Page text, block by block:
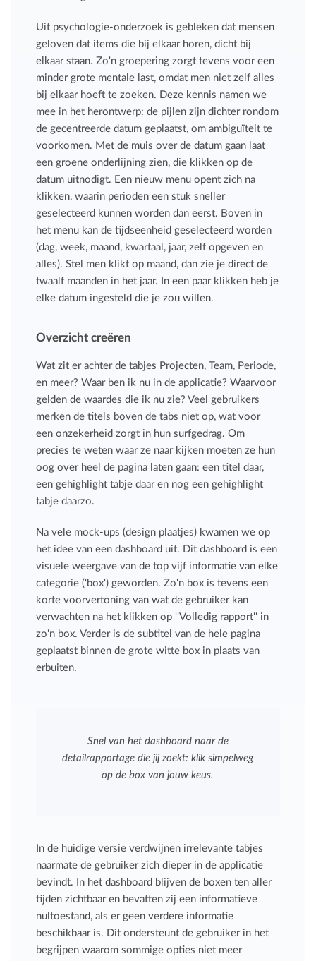
Uit psychologie-onderzoek is gebleken dat mensen
geloven dat items die bij elkaar horen, dicht bij
elkaar staan. Zo'n groepering zorgt tevens voor een
minder grote mentale last, omdat men niet zelf alles
bij elkaar hoeft te zoeken. Deze kennis namen we
mee in het herontwerp: de pijlen zijn dichter rondom
de gecentreerde datum geplaatst, om ambiguïteit te
voorkomen. Met de muis over de datum gaan laat
een groene onderlijning zien, die klikken op de
datum uitnodigt. Een nieuw menu opent zich na
klikken, waarin perioden een stuk sneller
geselecteerd kunnen worden dan eerst. Boven in
het menu kan de tijdseenheid geselecteerd worden
(dag, week, maand, kwartaal, jaar, zelf opgeven en
alles). Stel men klikt op maand, dan zie je direct de
twaalf maanden in het jaar. In een paar klikken heb je
elke datum ingesteld die je zou willen.
Overzicht creëren
Wat zit er achter de tabjes Projecten, Team, Periode,
en meer? Waar ben ik nu in de applicatie? Waarvoor
gelden de waardes die ik nu zie? Veel gebruikers
merken de titels boven de tabs niet op, wat voor
een onzekerheid zorgt in hun surfgedrag. Om
precies te weten waar ze naar kijken moeten ze hun
oog over heel de pagina laten gaan: een titel daar,
een gehighlight tabje daar en nog een gehighlight
tabje daarzo.
Na vele mock-ups (design plaatjes) kwamen we op
het idee van een dashboard uit. Dit dashboard is een
visuele weergave van de top vijf informatie van elke
categorie ('box') geworden. Zo'n box is tevens een
korte voorvertoning van wat de gebruiker kan
verwachten na het klikken op ''Volledig rapport'' in
zo'n box. Verder is de subtitel van de hele pagina
geplaatst binnen de grote witte box in plaats van
erbuiten.
Snel van het dashboard naar de
detailrapportage die jij zoekt: klik simpelweg
op de box van jouw keus.
In de huidige versie verdwijnen irrelevante tabjes
naarmate de gebruiker zich dieper in de applicatie
bevindt. In het dashboard blijven de boxen ten aller
tijden zichtbaar en bevatten zij een informatieve
nultoestand, als er geen verdere informatie
beschikbaar is. Dit ondersteunt de gebruiker in het
begrijpen waarom sommige opties niet meer